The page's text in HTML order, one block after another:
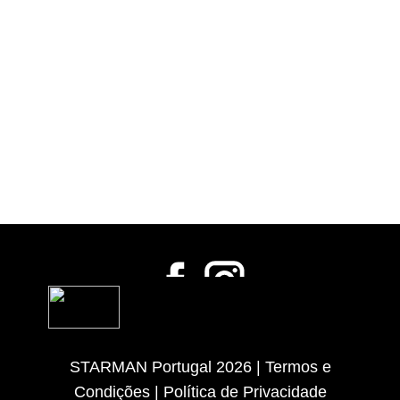
STARMAN Portugal 2026 | Termos e
Condições| Política de Privacidade